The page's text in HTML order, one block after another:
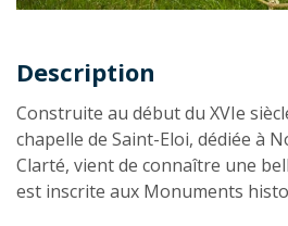
Description
Description
Construite au début du XVIe
chapelle de Saint-Eloi, dédiée à
Clarté, vient de connaître une
est inscrite aux Monuments